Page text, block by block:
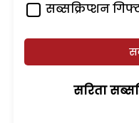
सब्सक्रिप्शन
सरिता